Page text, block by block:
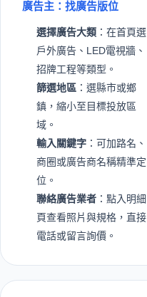
廣告主：找廣告版位
選擇廣告大類 ：在首頁選
戶外廣告、LED電視牆、
招牌工程等類型。
篩選地區 ：選縣市或鄉
鎮，縮小至目標投放區
域。
輸入關鍵字 ：可加路名、
商圈或廣告商名稱精準定
位。
聯絡廣告業者 ：點入明細
頁查看照片與規格，直接
電話或留言詢價。